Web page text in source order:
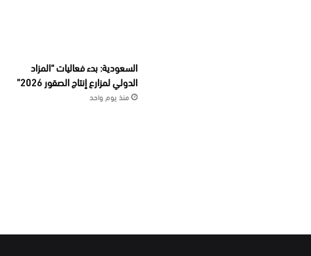
السعودية: بدء فعاليات “المزاد
الدولي لمزارع إنتاج الصقور 2026”
منذ يوم واحد